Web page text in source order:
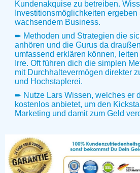
Kundenakquise zu betreiben.
Investitionsmöglichkeiten ergeben
wachsendem Business.
➨ Methoden und Strategien die
anhören und die Gurus da draußen
umfassend erklären können,
Irre. Oft führen dich die simplen
mit Durchhaltevermögen direkter
und Hochstaplerei.
➨ Nutze Lars Wissen, welches er
kostenlos anbietet, um den
Marketing und damit zum Geld